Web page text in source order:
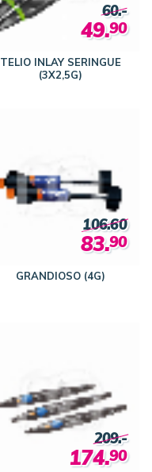
TELIO INLAY SERINGUE
(3X2,5G)
60.-
49.90
GRANDIOSO (4G)
106.60
83.90
209.-
174.90